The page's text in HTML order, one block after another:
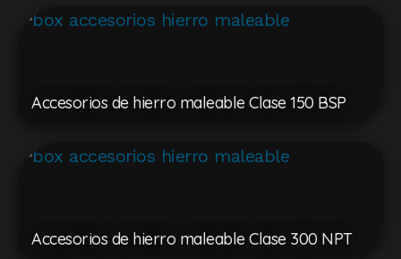
Accesorios de hierro maleable Clase 150 BSP
Accesorios de hierro maleable Clase 300 NPT